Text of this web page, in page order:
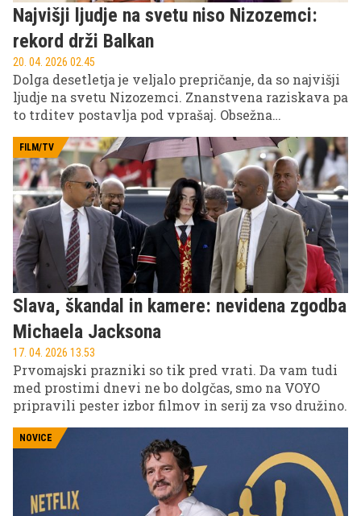
Najvišji ljudje na svetu niso Nizozemci:
rekord drži Balkan
20. 04. 2026 02.45
Dolga desetletja je veljalo prepričanje, da so najvišji
ljudje na svetu Nizozemci. Znanstvena raziskava pa
to trditev postavlja pod vprašaj. Obsežna
antropološka študija, ki je zajela več kot 47.000 ljudi
iz Zahodnega Balkana, razkriva presenetljive
ugotovitve o telesni višini mladih moških v tej
regiji.
FILM/TV
Slava, škandal in kamere: nevidena zgodba
Michaela Jacksona
17. 04. 2026 13.53
Prvomajski prazniki so tik pred vrati. Da vam tudi
med prostimi dnevi ne bo dolgčas, smo na VOYO
pripravili pester izbor filmov in serij za vso družino.
NOVICE